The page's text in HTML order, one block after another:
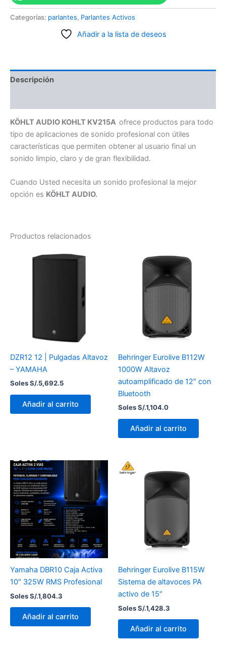
Categorías: parlantes, Parlantes Activos
Añadir a la lista de deseos
Descripción
KÖHLT AUDIO KOHLT KV215A ofrece productos para todo
tipo de aplicaciones de sonido profesional con útiles
características que permiten obtener al usuario final un
sonido limpio, claro y de gran flexibilidad.
Cuando Usted necesita un sonido profesional la mejor
opción es KÖHLT AUDIO.
Productos relacionados
DZR12 12 | Pulgadas Altavoz
– YAMAHA
Soles S/.5,692.5
Añadir al carrito
Behringer Eurolive B112W
1000W Altavoz
autoamplificado de 12″ con
Bluetooth
Soles S/.1,104.0
Añadir al carrito
Yamaha DBR10 Caja Activa
10″ 325W RMS Profesional
Soles S/.1,804.3
Añadir al carrito
Behringer Eurolive B115W
Sistema de altavoces PA
activo de 15″
Soles S/.1,428.3
Añadir al carrito